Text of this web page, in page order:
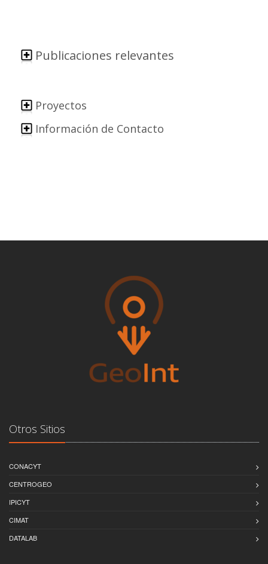
Publicaciones relevantes
Proyectos
Información de Contacto
Otros Sitios
CONACYT
CENTROGEO
IPICYT
CIMAT
DATALAB